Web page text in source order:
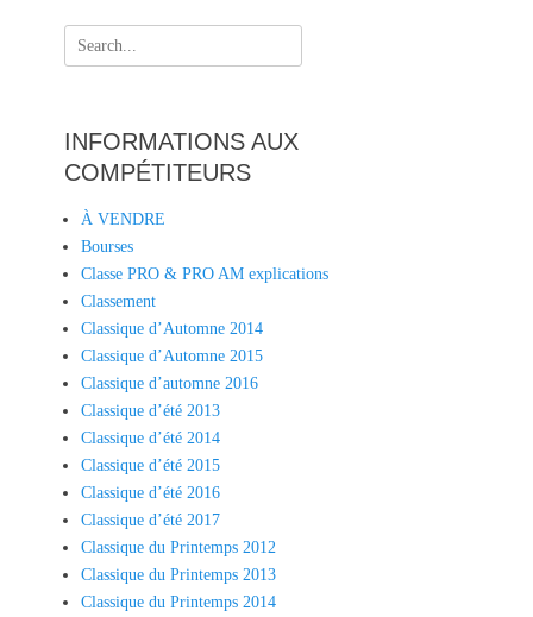
Search
for:
INFORMATIONS AUX
COMPÉTITEURS
À VENDRE
Bourses
Classe PRO & PRO AM explications
Classement
Classique d’Automne 2014
Classique d’Automne 2015
Classique d’automne 2016
Classique d’été 2013
Classique d’été 2014
Classique d’été 2015
Classique d’été 2016
Classique d’été 2017
Classique du Printemps 2012
Classique du Printemps 2013
Classique du Printemps 2014